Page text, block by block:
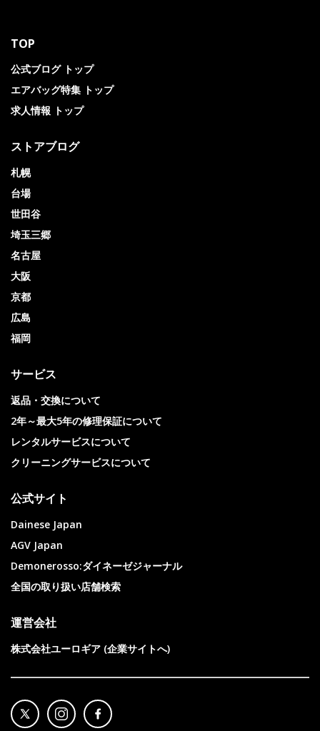
TOP
公式ブログ トップ
エアバッグ特集 トップ
求人情報 トップ
ストアブログ
札幌
台場
世田谷
埼玉三郷
名古屋
大阪
京都
広島
福岡
サービス
返品・交換について
2年～最大5年の修理保証について
レンタルサービスについて
クリーニングサービスについて
公式サイト
Dainese Japan
AGV Japan
Demonerosso:ダイネーゼジャーナル
全国の取り扱い店舗検索
運営会社
株式会社ユーロギア (企業サイトへ)